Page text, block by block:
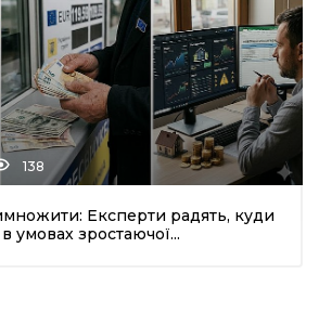
138
Експерти радять, куди
умовах зростаючої...